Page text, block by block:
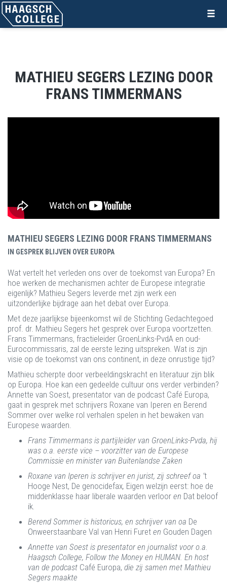
MATHIEU SEGERS LEZING DOOR
FRANS TIMMERMANS
MATHIEU SEGERS LEZING DOOR FRANS TIMMERMANS
IN GESPREK BLIJVEN OVER EUROPA
Wat vertelt het verleden ons over de toekomst van Europa? En
hoe werken de mechanismen achter de Europese integratie
eigenlijk? Mathieu Segers leverde met zijn werk een
uitzonderlijke bijdrage aan het debat over Europa.
Met deze jaarlijkse bijeenkomst wil de Stichting Gedachtegoed
prof. dr. Mathieu Segers het gesprek over Europa voortzetten.
Frans Timmermans, fractieleider GroenLinks-PvdA en oud-
Eurocommissaris, zal de eerste lezing uitspreken. Wat is zijn
visie op de toekomst van ons continent, in deze onrustige tijd?
Mathieu scherpte door verbeeldingskracht en literatuur zijn blik
op Europa. Hoe kan een gedeelde cultuur ons verder verbinden?
Annette van Soest, presentator van de podcast Café Europa,
gaat in gesprek met schrijvers Roxane van Iperen en Berend
Sommer over welke rol verhalen spelen in het bewaken van
Europese waarden.
Frans Timmermans is partijleider van GroenLinks-Pvda, hij
was o.a. eerste vice – voorzitter van de Europese
Commissie en minister van Buitenlandse Zaken
Roxane van Iperen is schrijver en jurist, zij schreef oa ’t
Hooge Nest, De genocidefax, Eigen welzijn eerst: hoe de
middenklasse haar liberale waarden verloor en Dat beloof
ik.
Berend Sommer is historicus, en schrijver van oa De
Onweerstaanbare Val van Henri Furet en Gouden Dagen
Annette van Soest is presentator en journalist voor o.a.
Haagsch College, Follow the Money en HUMAN. En host
van de podcast Café Europa, die zij samen met Mathieu
Segers maakte